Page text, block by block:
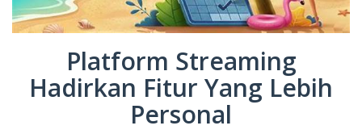
Platform Streaming
Hadirkan Fitur Yang Lebih
Personal